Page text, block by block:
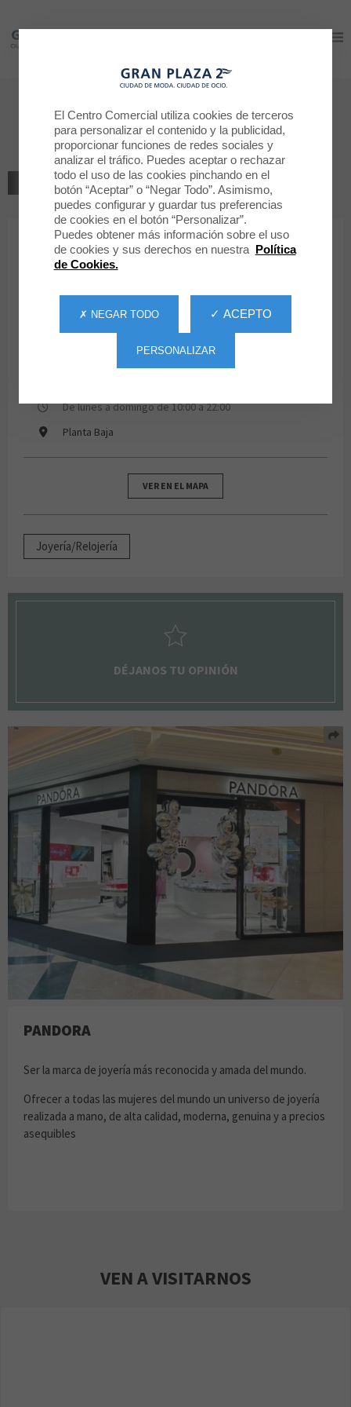
Gran Plaza 2
Bienvenido a
PANDORA
VOLVER AL LISTADO
JOYERÍA/RELOJERÍA
PANDORA
De lunes a domingo de 10:00 a 22:00
Planta Baja
VER EN EL MAPA
Joyería/Relojería
DÉJANOS TU OPINIÓN
PANDORA
Ser la marca de joyería más reconocida y amada del mundo.
Ofrecer a todas las mujeres del mundo un universo de joyería
realizada a mano, de alta calidad, moderna, genuina y a precios
asequibles
VEN A VISITARNOS
Gran Plaza 2
El Centro Comercial utiliza cookies de terceros
para personalizar el contenido y la publicidad,
proporcionar funciones de redes sociales y
analizar el tráfico. Puedes aceptar o rechazar
todo el uso de las cookies pinchando en el
botón “Aceptar” o “Negar Todo”. Asimismo,
puedes configurar y guardar tus preferencias
de cookies en el botón “Personalizar”.
Puedes obtener más información sobre el uso
de cookies y sus derechos en nuestra Política
de Cookies.
✓ ACEPTO
✗ NEGAR TODO
PERSONALIZAR